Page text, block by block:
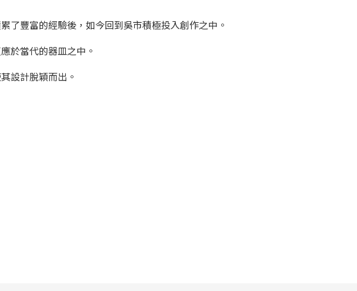
了豐富的經驗後，如今回到吳市積極投入創作之中。
於當代的器皿之中。
設計脫穎而出。